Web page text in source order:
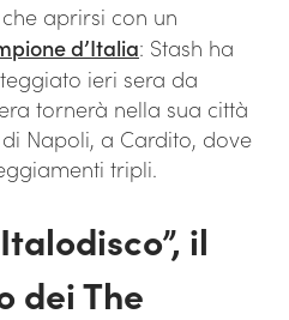
aprirsi con un
d’Italia: Stash ha
ieri sera da
tornerà nella sua città
Napoli, a Cardito, dove
tripli.
il
dei The